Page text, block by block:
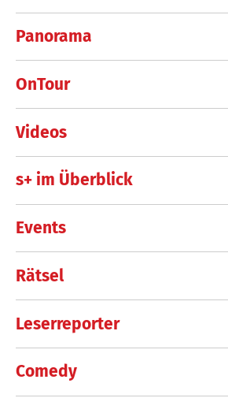
Panorama
OnTour
Videos
s+ im Überblick
Events
Rätsel
Leserreporter
Comedy